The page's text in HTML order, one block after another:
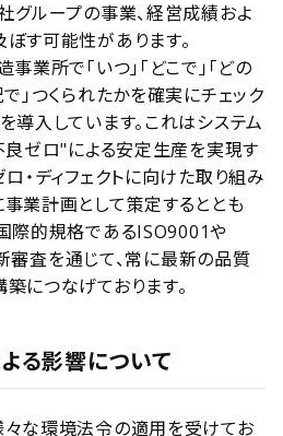
グループの事業、経営成績およ
す可能性があります。
業所で「いつ」「どこで」「どの
」つくられたかを確実にチェック
導入しています。これはシステム
ゼロ"による安定生産を実現す
・ディフェクトに向けた取り組み
業計画として策定するととも
際的規格であるISO9001や
査を通じて、常に最新の品質
につなげております。
る影響について
な環境法令の適用を受けてお